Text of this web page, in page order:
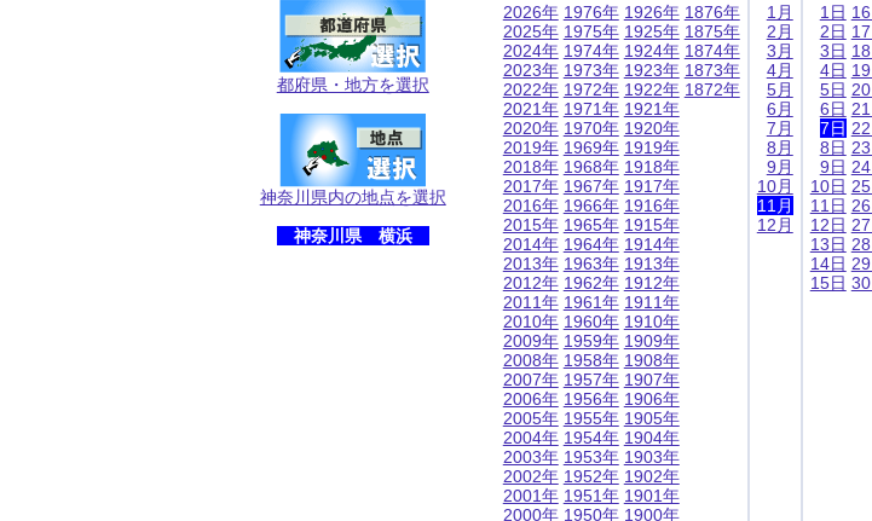
都府県・地方を選択
神奈川県内の地点を選択
神奈川県 横浜
2026年
2025年
2024年
2023年
2022年
2021年
2020年
2019年
2018年
2017年
2016年
2015年
2014年
2013年
2012年
2011年
2010年
2009年
2008年
2007年
2006年
2005年
2004年
2003年
2002年
2001年
2000年
1976年
1975年
1974年
1973年
1972年
1971年
1970年
1969年
1968年
1967年
1966年
1965年
1964年
1963年
1962年
1961年
1960年
1959年
1958年
1957年
1956年
1955年
1954年
1953年
1952年
1951年
1950年
1926年
1925年
1924年
1923年
1922年
1921年
1920年
1919年
1918年
1917年
1916年
1915年
1914年
1913年
1912年
1911年
1910年
1909年
1908年
1907年
1906年
1905年
1904年
1903年
1902年
1901年
1900年
1876年
1875年
1874年
1873年
1872年
1月
2月
3月
4月
5月
6月
7月
8月
9月
10月
11月
12月
1日
2日
3日
4日
5日
6日
7日
8日
9日
10日
11日
12日
13日
14日
15日